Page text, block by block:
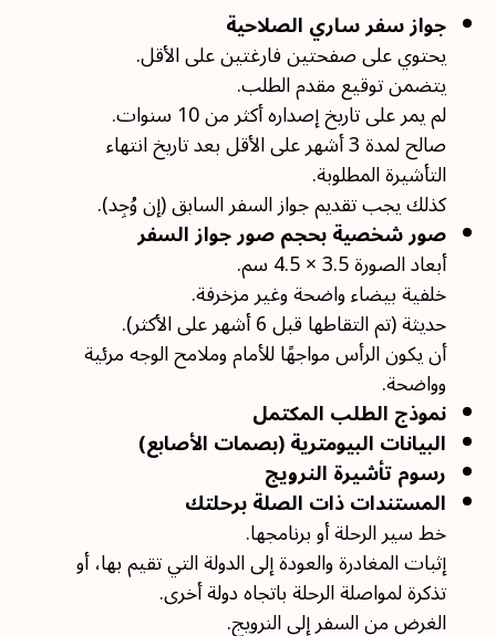
جواز سفر ساري الصلاحية
يحتوي على صفحتين فارغتين على الأقل.
يتضمن توقيع مقدم الطلب.
لم يمر على تاريخ إصداره أكثر من 10 سنوات.
صالح لمدة 3 أشهر على الأقل بعد تاريخ انتهاء
التأشيرة المطلوبة.
كذلك يجب تقديم جواز السفر السابق (إن وُجِد).
صور شخصية بحجم صور جواز السفر
أبعاد الصورة 3.5 × 4.5 سم.
خلفية بيضاء واضحة وغير مزخرفة.
حديثة (تم التقاطها قبل 6 أشهر على الأكثر).
أن يكون الرأس مواجهًا للأمام وملامح الوجه مرئية
وواضحة.
نموذج الطلب المكتمل
البيانات البيومترية (بصمات الأصابع)
رسوم تأشيرة النرويج
المستندات ذات الصلة برحلتك
خط سير الرحلة أو برنامجها.
إثبات المغادرة والعودة إلى الدولة التي تقيم بها، أو
تذكرة لمواصلة الرحلة باتجاه دولة أخرى.
الغرض من السفر إلى النرويج.